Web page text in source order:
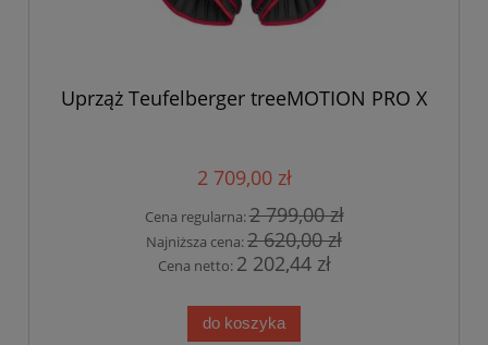
Uprząż Teufelberger treeMOTION PRO X
2 709,00 zł
Cena regularna:2 799,00 zł
Najniższa cena:2 620,00 zł
Cena netto: 2 202,44 zł
do koszyka